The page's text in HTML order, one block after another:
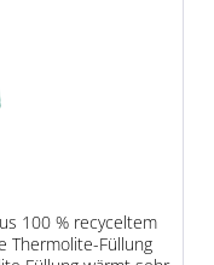
100 % recyceltem
Thermolite-Füllung